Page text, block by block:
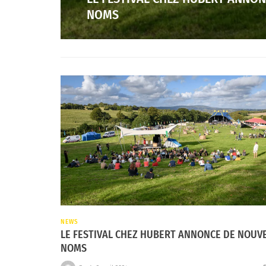
NOMS
NEWS
LE FESTIVAL CHEZ HUBERT ANNONCE DE
NOMS